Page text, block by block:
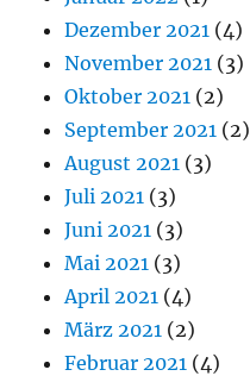
Dezember 2021 (4)
November 2021 (3)
Oktober 2021 (2)
September 2021 (2)
August 2021 (3)
Juli 2021 (3)
Juni 2021 (3)
Mai 2021 (3)
April 2021 (4)
März 2021 (2)
Februar 2021 (4)